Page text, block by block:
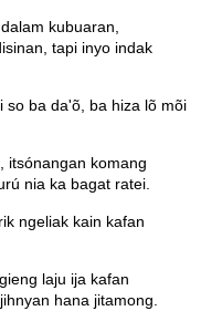
kubuaran,
tapi inyo indak
so ba da'õ, ba hiza lõ mõi
itsónangan komang
nia ka bagat ratei.
ngeliak kain kafan
laju ija kafan
hana jitamong.